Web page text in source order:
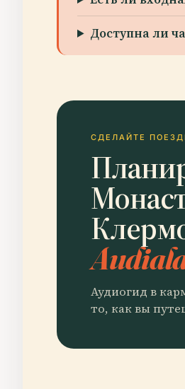
Доступна ли
СДЕЛАЙТЕ
Аудиогид в
то, как вы